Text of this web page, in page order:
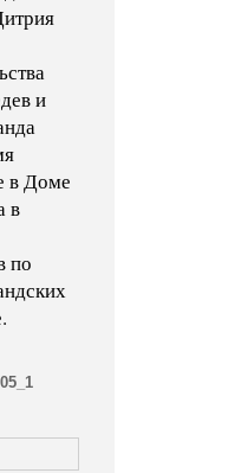
и
в Доме
в
по